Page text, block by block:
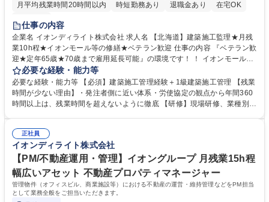
月平均残業時間20時間以内
時短勤務あり 退職金あり
在宅OK
服装自由
仕事の内容
企業名 イオンディライト株式会社 求人名 【北海道】建築施工監理★月残
業10h程★イオンモール等の修繕★ベテラン歓迎 仕事の内容 『ベテラン歓
迎★定年65歳★70歳まで雇用延長可能』の環境です！ ！ イオンモールに
おける大規模修繕・改装工事などを担当！ 具体的には、管轄内の各地の施
工受託案件を担当いただきゼネコン、 施工業者との折衝、現地での作業管
理等を行います！ 【業務】■工事実施前の準備（各種書類申請／工程表等
スケジュール確認）■工事実施期間における施工管理（安全／品質） ■工
も意識しつつ安定性の高い当社で是非経験を生かしてみませんか！ 募集職
種 【北海道】建築施工監理★月残業10h程★イオンモール等の修繕★ベテ
ラン歓迎
必要な経験・能力等
必要な経験・能力等 【必須】建築施工管理経験＋1級建築施工管理 【残業
時間が少ない理由】・発注者側に近い体系・労使協定の観点から年間360
時間以上は、残業時間を超えないように徹底 【研修】現場研修、業種別メ
ビス事業を行ってい る会社です。ビルメンテナンス・施工改修・自動販売
機・清掃業務と幅広 い業務を行い多角化しており、イオングループからの
安定した受注で2020 年以降も成長が見込める事業内容となっております
学歴・資格 学歴：大学院 大学 高専 短大 専修学校 高校 語学力： 資格：1
級建築施工管理技士
正社員
イオンディライト株式会社
【PM/不動産運用・管理】イオングループ 月残業15h程
幅広いアセット 不動産プロパティマネージャー
管理物件（オフィスビル、商業施設等）における不動産の運営・維持管理などをPM担当
として業務全般をご担当いただきます。